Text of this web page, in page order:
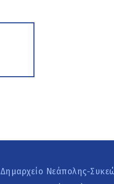
Δημαρχείο Νεάπολης-